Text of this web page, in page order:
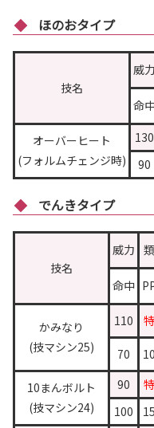
ほのおタイプ
技名
威力
命
オーバーヒート
(フォルムチェンジ時)
130
90
でんきタイプ
技名
威力 類
命中
かみなり
(技マシン25)
110 特
70 10
10まんボルト
(技マシン24)
90
特
100
15